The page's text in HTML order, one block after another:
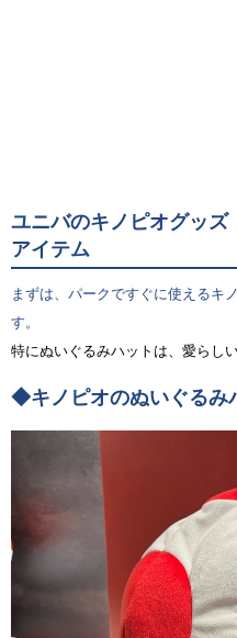
ユニバのキノピオグッズ
アイテム
まずは、パークですぐに使えるキ
す。
特にぬいぐるみハットは、愛らし
◆キノピオのぬいぐるみ